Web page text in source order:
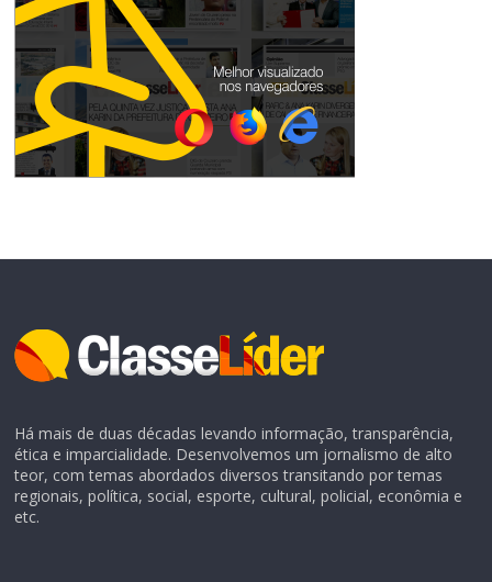
Há mais de duas décadas levando informação, transparência,
ética e imparcialidade. Desenvolvemos um jornalismo de alto
teor, com temas abordados diversos transitando por temas
regionais, política, social, esporte, cultural, policial, econômia e
etc.